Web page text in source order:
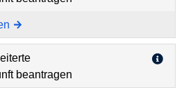
beantragen